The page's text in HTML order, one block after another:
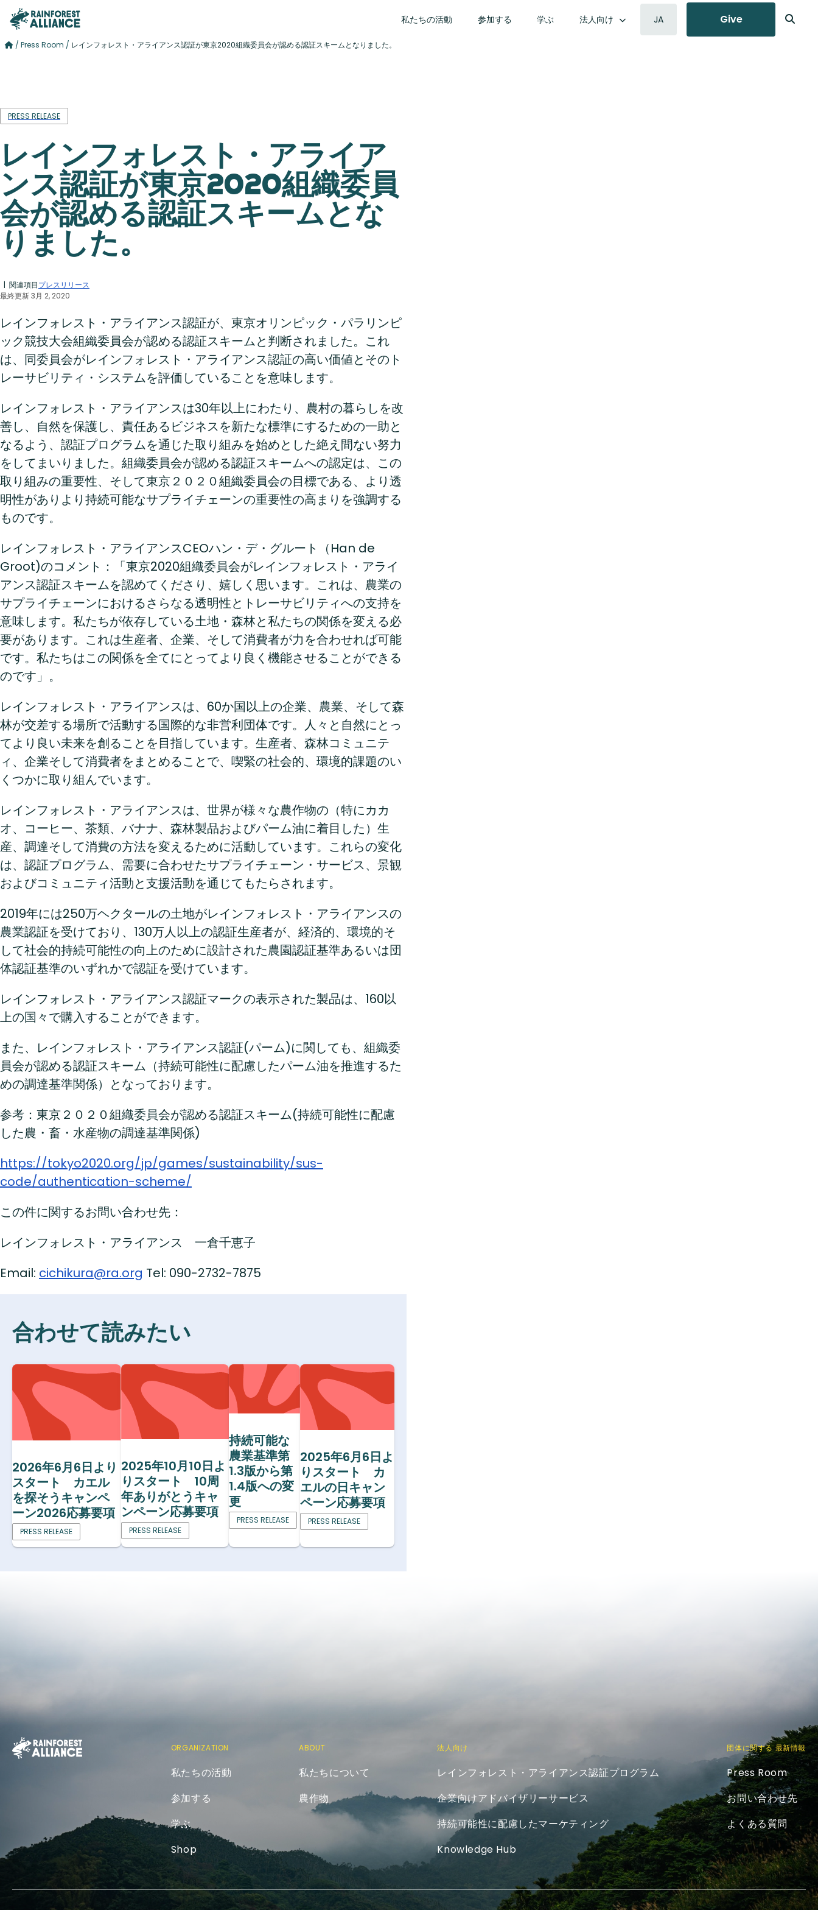
私たちの活動 参加する 学ぶ 法人向け JA Give
/ Press Room / レインフォレスト・アライアンス認証が東京2020組織委員会が認める認証スキームとなりました。
PRESS RELEASE
レインフォレスト・アライア
ンス認証が東京2020組織委員
会が認める認証スキームとな
りました。
| 関連項目プレスリリース
最終更新 3月 2, 2020
レインフォレスト・アライアンス認証が、東京オリンピック・パラリンピ
ック競技大会組織委員会が認める認証スキームと判断されました。これ
は、同委員会がレインフォレスト・アライアンス認証の高い価値とそのト
レーサビリティ・システムを評価していることを意味します。
レインフォレスト・アライアンスは30年以上にわたり、農村の暮らしを改
善し、自然を保護し、責任あるビジネスを新たな標準にするための一助と
なるよう、認証プログラムを通じた取り組みを始めとした絶え間ない努力
をしてまいりました。組織委員会が認める認証スキームへの認定は、この
取り組みの重要性、そして東京２０２０組織委員会の目標である、より透
明性がありより持続可能なサプライチェーンの重要性の高まりを強調する
ものです。
レインフォレスト・アライアンスCEOハン・デ・グルート（Han de
Groot)のコメント：「東京2020組織委員会がレインフォレスト・アライ
アンス認証スキームを認めてくださり、嬉しく思います。これは、農業の
サプライチェーンにおけるさらなる透明性とトレーサビリティへの支持を
意味します。私たちが依存している土地・森林と私たちの関係を変える必
要があります。これは生産者、企業、そして消費者が力を合わせれば可能
です。私たちはこの関係を全てにとってより良く機能させることができる
のです」。
レインフォレスト・アライアンスは、60か国以上の企業、農業、そして森
林が交差する場所で活動する国際的な非営利団体です。人々と自然にとっ
てより良い未来を創ることを目指しています。生産者、森林コミュニテ
ィ、企業そして消費者をまとめることで、喫緊の社会的、環境的課題のい
くつかに取り組んでいます。
レインフォレスト・アライアンスは、世界が様々な農作物の（特にカカ
オ、コーヒー、茶類、バナナ、森林製品およびパーム油に着目した）生
産、調達そして消費の方法を変えるために活動しています。これらの変化
は、認証プログラム、需要に合わせたサプライチェーン・サービス、景観
およびコミュニティ活動と支援活動を通じてもたらされます。
2019年には250万ヘクタールの土地がレインフォレスト・アライアンスの
農業認証を受けており、130万人以上の認証生産者が、経済的、環境的そ
して社会的持続可能性の向上のために設計された農園認証基準あるいは団
体認証基準のいずれかで認証を受けています。
レインフォレスト・アライアンス認証マークの表示された製品は、160以
上の国々で購入することができます。
また、レインフォレスト・アライアンス認証(パーム)に関しても、組織委
員会が認める認証スキーム（持続可能性に配慮したパーム油を推進するた
めの調達基準関係）となっております。
参考：東京２０２０組織委員会が認める認証スキーム(持続可能性に配慮
した農・畜・水産物の調達基準関係)
https://tokyo2020.org/jp/games/sustainability/sus-
code/authentication-scheme/
この件に関するお問い合わせ先：
レインフォレスト・アライアンス 一倉千恵子
Email: cichikura@ra.org Tel: 090-2732-7875
合わせて読みたい
2026年6月6日より
スタート カエル
を探そうキャンペ
ーン2026応募要項
PRESS RELEASE
2025年10月10日よ
りスタート 10周
年ありがとうキャ
ンペーン応募要項
PRESS RELEASE
持続可能な
農業基準第
1.3版から第
1.4版への変
更
PRESS RELEASE
2025年6月6日よ
りスタート カ
エルの日キャン
ペーン応募要項
PRESS RELEASE
ORGANIZATION
私たちの活動
参加する
学ぶ
Shop
ABOUT
私たちについて
農作物
法人向け
レインフォレスト・アライアンス認証プログラム
企業向けアドバイザリーサービス
持続可能性に配慮したマーケティング
Knowledge Hub
団体に関する 最新情報
Press Room
お問い合わせ先
よくある質問